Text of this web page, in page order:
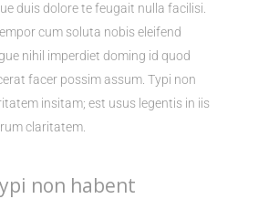
duis dolore te feugait nulla facilisi.
cum soluta nobis eleifend
nihil imperdiet doming id quod
facer possim assum. Typi non
insitam; est usus legentis in iis
claritatem.
non habent